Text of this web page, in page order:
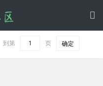
到第 页 确定